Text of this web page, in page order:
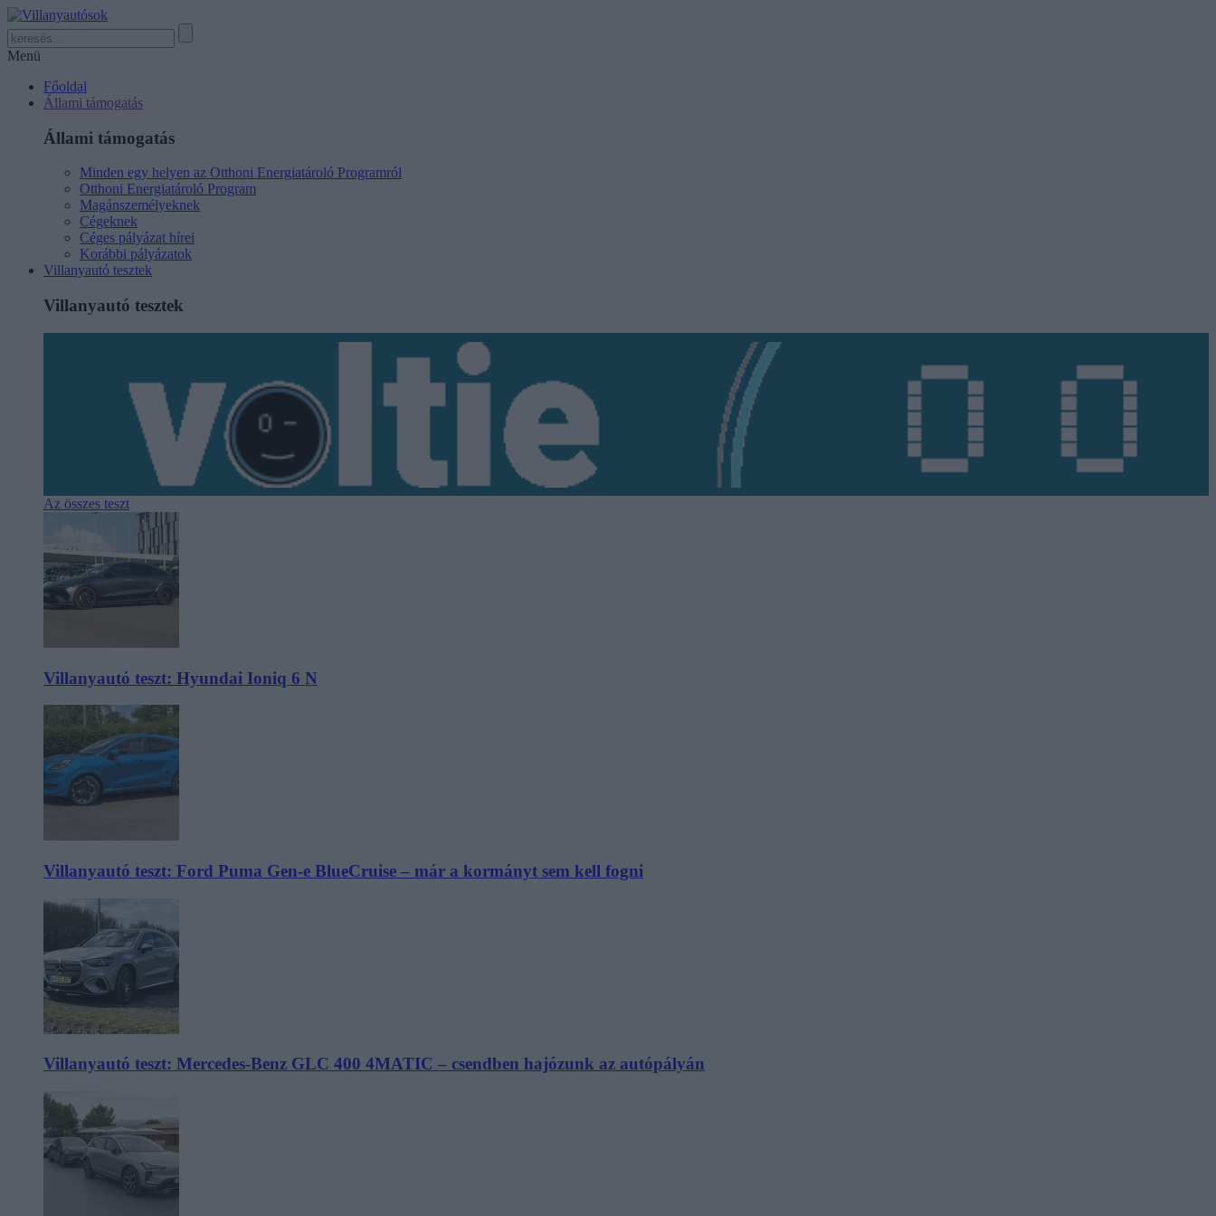
Menü
Főoldal
Állami támogatás
Állami támogatás
Minden egy helyen az Otthoni Energiatároló Programról
Otthoni Energiatároló Program
Magánszemélyeknek
Cégeknek
Céges pályázat hírei
Korábbi pályázatok
Villanyautó tesztek
Villanyautó tesztek
Az összes teszt
Villanyautó teszt: Hyundai Ioniq 6 N
Villanyautó teszt: Ford Puma Gen-e BlueCruise – már a kormányt sem kell fogni
Villanyautó teszt: Mercedes-Benz GLC 400 4MATIC – csendben hajózunk az autópályán